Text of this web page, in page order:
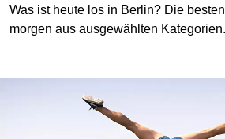
Was ist heute los in Berlin? Die
morgen aus ausgewählten Kategorien.